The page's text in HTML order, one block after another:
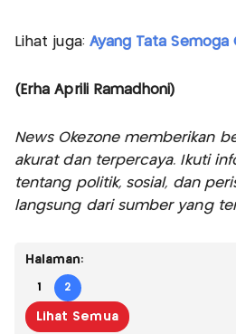
Lihat juga: Ayang Tata Semoga
(Erha Aprili Ramadhoni)
News Okezone memberikan
akurat dan terpercaya. Ikuti
tentang politik, sosial, dan
langsung dari sumber yang
Halaman:
1 2
Lihat Semua